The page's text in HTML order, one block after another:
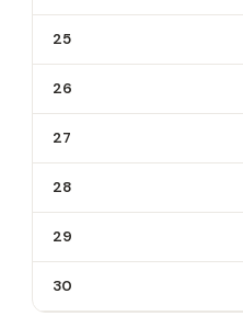
25
26
27
28
29
30